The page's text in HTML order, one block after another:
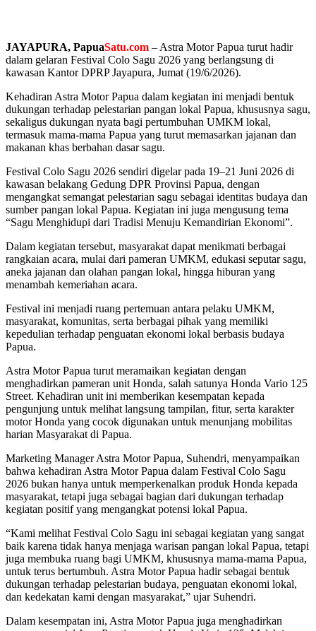
JAYAPURA, PapuaSatu.com – Astra Motor Papua turut hadir
dalam gelaran Festival Colo Sagu 2026 yang berlangsung di
kawasan Kantor DPRP Jayapura, Jumat (19/6/2026).
Kehadiran Astra Motor Papua dalam kegiatan ini menjadi bentuk
dukungan terhadap pelestarian pangan lokal Papua, khususnya sagu,
sekaligus dukungan nyata bagi pertumbuhan UMKM lokal,
termasuk mama-mama Papua yang turut memasarkan jajanan dan
makanan khas berbahan dasar sagu.
Festival Colo Sagu 2026 sendiri digelar pada 19–21 Juni 2026 di
kawasan belakang Gedung DPR Provinsi Papua, dengan
mengangkat semangat pelestarian sagu sebagai identitas budaya dan
sumber pangan lokal Papua. Kegiatan ini juga mengusung tema
“Sagu Menghidupi dari Tradisi Menuju Kemandirian Ekonomi”.
Dalam kegiatan tersebut, masyarakat dapat menikmati berbagai
rangkaian acara, mulai dari pameran UMKM, edukasi seputar sagu,
aneka jajanan dan olahan pangan lokal, hingga hiburan yang
menambah kemeriahan acara.
Festival ini menjadi ruang pertemuan antara pelaku UMKM,
masyarakat, komunitas, serta berbagai pihak yang memiliki
kepedulian terhadap penguatan ekonomi lokal berbasis budaya
Papua.
Astra Motor Papua turut meramaikan kegiatan dengan
menghadirkan pameran unit Honda, salah satunya Honda Vario 125
Street. Kehadiran unit ini memberikan kesempatan kepada
pengunjung untuk melihat langsung tampilan, fitur, serta karakter
motor Honda yang cocok digunakan untuk menunjang mobilitas
harian Masyarakat di Papua.
Marketing Manager Astra Motor Papua, Suhendri, menyampaikan
bahwa kehadiran Astra Motor Papua dalam Festival Colo Sagu
2026 bukan hanya untuk memperkenalkan produk Honda kepada
masyarakat, tetapi juga sebagai bagian dari dukungan terhadap
kegiatan positif yang mengangkat potensi lokal Papua.
“Kami melihat Festival Colo Sagu ini sebagai kegiatan yang sangat
baik karena tidak hanya menjaga warisan pangan lokal Papua, tetapi
juga membuka ruang bagi UMKM, khususnya mama-mama Papua,
untuk terus bertumbuh. Astra Motor Papua hadir sebagai bentuk
dukungan terhadap pelestarian budaya, penguatan ekonomi lokal,
dan kedekatan kami dengan masyarakat,” ujar Suhendri.
Dalam kesempatan ini, Astra Motor Papua juga menghadirkan